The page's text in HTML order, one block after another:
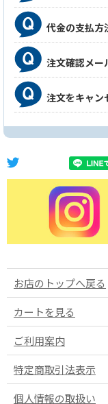
代金の支払方
注文確認メ
注文をキャン
お店のトップへ戻る
カートを見る
ご利用案内
特定商取引法表示
個人情報の取扱い